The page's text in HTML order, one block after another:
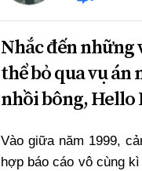
Nhắc đến những
thể bỏ qua vụ
nhồi bông,
Vào giữa năm 1999,
hợp báo cáo vô cùng